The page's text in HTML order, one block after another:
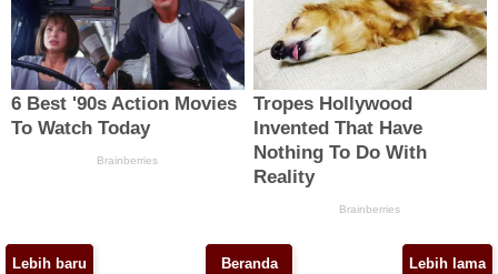
Lebih baru Lebih lama
Beranda